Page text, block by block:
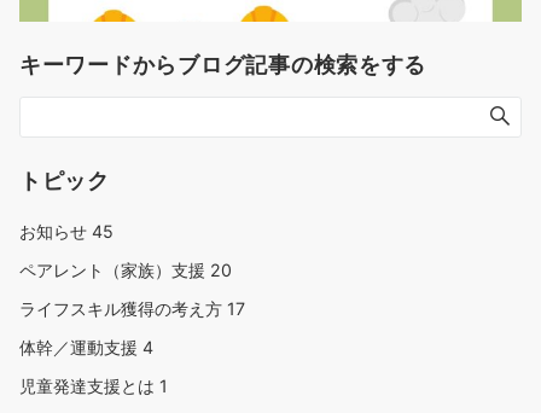
キーワードからブログ記事の検索をする
トピック
お知らせ 45
ペアレント（家族）支援 20
ライフスキル獲得の考え方 17
体幹／運動支援 4
児童発達支援とは 1